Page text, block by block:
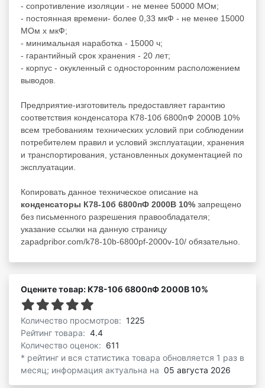
- сопротивление изоляции - не менее 50000 МОм;
- постоянная времени- более 0,33 мкФ - не менее 15000
МОм х мкФ;
- минимальная наработка - 15000 ч;
- гарантийный срок хранения - 20 лет;
- корпус - окукленный с односторонним расположением
выводов.
Предприятие-изготовитель предоставляет гарантию
соответствия конденсатора К78-10б 6800пФ 2000В 10%
всем требованиям технических условий при соблюдении
потребителем правил и условий эксплуатации, хранения
и транспортирования, установленных документацией по
эксплуатации.
Копировать данное техническое описание на
конденсаторы К78-10б 6800пФ 2000В 10% запрещено
без письменного разрешения правообладателя;
указание ссылки на данную страницу
zapadpribor.com/k78-10b-6800pf-2000v-10/ обязательно.
Оцените товар: К78-10б 6800пФ 2000В 10%
Количество просмотров: 1225
Рейтинг товара: 4.4
Количество оценок: 611
* рейтинг и вся статистика товара обновляется 1 раз в
месяц; информация актуальна на 05 августа 2026